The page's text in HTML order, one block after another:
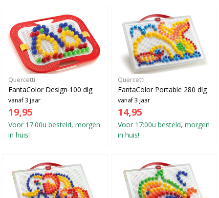
Quercetti
FantaColor Design 100 dlg
vanaf 3 jaar
19,95
Voor 17:00u besteld, morgen
in huis!
Quercetti
FantaColor Portable 280 dlg
vanaf 3 jaar
14,95
Voor 17:00u besteld, morgen
in huis!